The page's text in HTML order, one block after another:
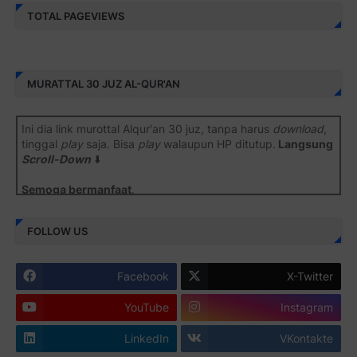
TOTAL PAGEVIEWS
MURATTAL 30 JUZ AL-QUR'AN
Ini dia link murottal Alqur'an 30 juz, tanpa harus download,
tinggal playsaja. Bisa playwalaupun HP ditutup. Langsung
Scroll-Down ⬇️
Semoga bermanfaat
Juz 1 ⇨
Juz 3 ⇨ http://j.mp/2bFSrtF
Juz 4 ⇨ http://j.mp/2b8SXi3
Juz 5 ⇨ http://j.mp/2b8RZm3
FOLLOW US
Facebook X-Twitter
YouTube Instagram
LinkedIn VKontakte